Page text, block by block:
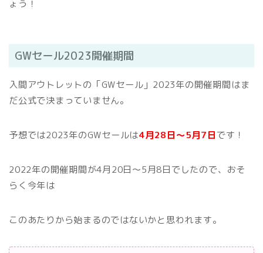
ょう！
GWセール2023開催期間
入間アウトレットの「GWセール」2023年の開催期間はま
だ公式で決まっていません。
予想では2023年のGWセールは4月28日～5月7日です！
2022年の開催期間が4月20日～5月8日でしたので、おそ
らく今年は
このあたりから始まるのではないかと思われます。